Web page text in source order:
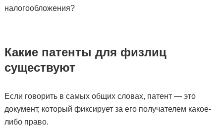
налогообложения?
Какие патенты для физлиц
существуют
Если говорить в самых общих словах, патент — это
документ, который фиксирует за его получателем какое-
либо право.